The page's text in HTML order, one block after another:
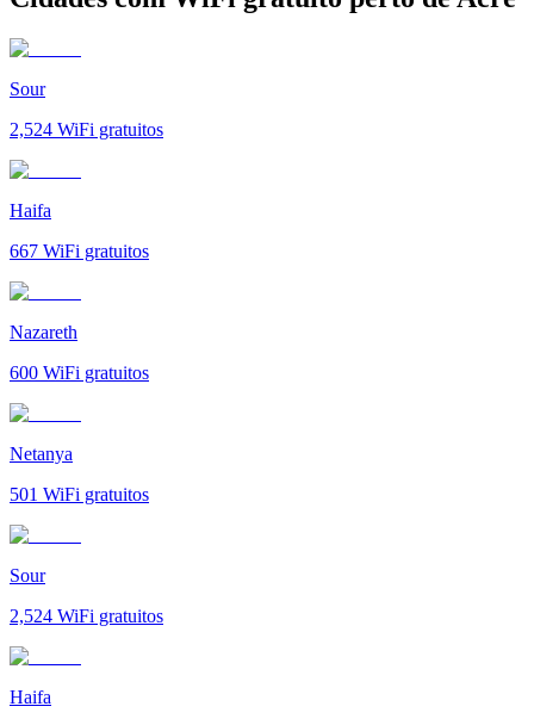
Sour
2,524 WiFi gratuitos
Haifa
667 WiFi gratuitos
Nazareth
600 WiFi gratuitos
Netanya
501 WiFi gratuitos
Sour
2,524 WiFi gratuitos
Haifa